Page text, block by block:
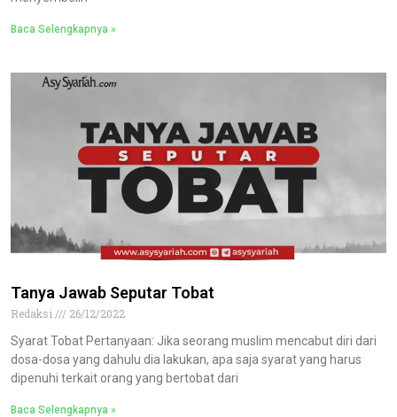
Baca Selengkapnya »
Tanya Jawab Seputar Tobat
Redaksi
26/12/2022
Syarat Tobat Pertanyaan: Jika seorang muslim mencabut diri dari
dosa-dosa yang dahulu dia lakukan, apa saja syarat yang harus
dipenuhi terkait orang yang bertobat dari
Baca Selengkapnya »